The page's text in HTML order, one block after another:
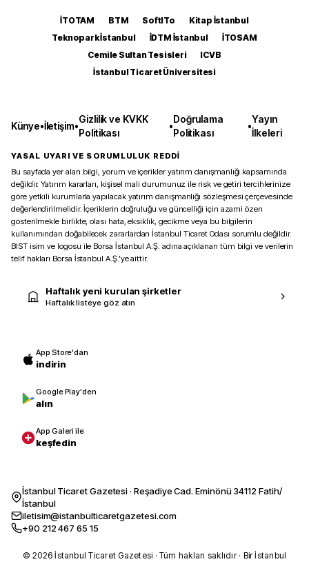
İTOTAM BTM SoftITo
Kitap İstanbul
Teknopark İstanbul
İDTM İstanbul
İTOSAM
Cemile Sultan Tesisleri
ICVB
İstanbul Ticaret Üniversitesi
Künye•İletişim•
Gizlilik ve KVKK
Politikası
•
Doğrulama
Politikası
•
Yayın
İlkeleri
YASAL UYARI VE SORUMLULUK REDDİ
Bu sayfada yer alan bilgi, yorum ve içerikler yatırım danışmanlığı kapsamında
değildir. Yatırım kararları, kişisel mali durumunuz ile risk ve getiri tercihlerinize
göre yetkili kurumlarla yapılacak yatırım danışmanlığı sözleşmesi çerçevesinde
değerlendirilmelidir. İçeriklerin doğruluğu ve güncelliği için azami özen
gösterilmekle birlikte, olası hata, eksiklik, gecikme veya bu bilgilerin
kullanımından doğabilecek zararlardan İstanbul Ticaret Odası sorumlu değildir.
BIST isim ve logosu ile Borsa İstanbul A.Ş. adına açıklanan tüm bilgi ve verilerin
telif hakları Borsa İstanbul A.Ş.’ye aittir.
Haftalık yeni kurulan şirketler
Haftalık listeye göz atın
App Store'dan
indirin
Google Play'den
alın
App Galeri ile
keşfedin
İstanbul Ticaret Gazetesi · Reşadiye Cad. Eminönü 34112 Fatih/
İstanbul
iletisim@istanbulticaretgazetesi.com
+90 212 467 65 15
© 2026 İstanbul Ticaret Gazetesi · Tüm hakları saklıdır · Bir İstanbul